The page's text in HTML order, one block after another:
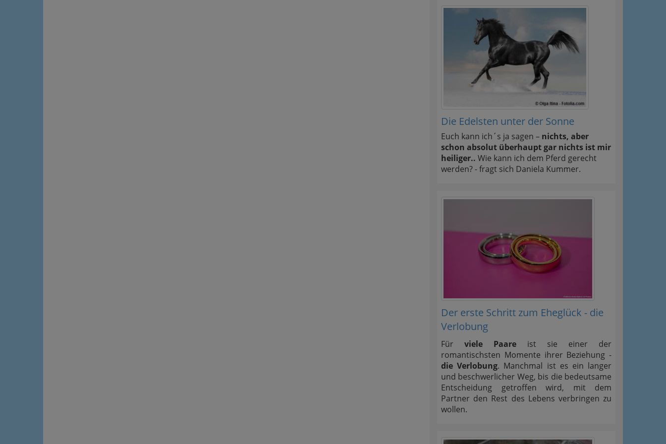
Die Edelsten unter der Sonne
Euch kann ich´s ja sagen – nichts, aber
schon absolut überhaupt gar nichts ist mir
heiliger.. Wie kann ich dem Pferd gerecht
werden? - fragt sich Daniela Kummer.
Der erste Schritt zum Eheglück - die
Verlobung
Für viele Paare ist sie einer der
romantischsten Momente ihrer Beziehung -
die Verlobung. Manchmal ist es ein langer
und beschwerlicher Weg, bis die bedeutsame
Entscheidung getroffen wird, mit dem
Partner den Rest des Lebens verbringen zu
wollen.